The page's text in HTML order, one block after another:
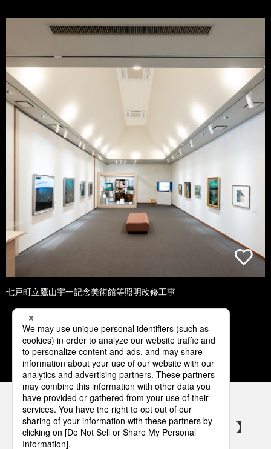
七戸町立鷹山宇一記念美術館等照明改修工事
1 2 3 4 5
パナソニックの電気設備 SNSアカウント